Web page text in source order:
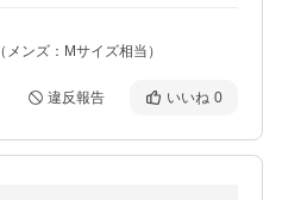
ンズ：Mサイズ相当）
違反報告 いいね 0